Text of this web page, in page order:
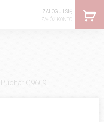
ZALOGUJ SIĘ
ZAŁÓŻ KONTO
Puchar G9609